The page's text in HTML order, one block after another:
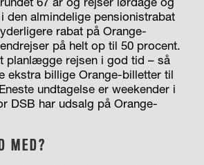
den almindelige pensionistrabat
rabat på Orange-
på helt op til 50 procent.
planlægge rejsen i god tid – så
ekstra billige Orange-billetter til
undtagelse er weekender i
DSB har udsalg på Orange-
MED?